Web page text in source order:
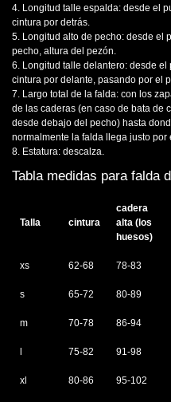
4. Longitud talle espalda: desde el
cintura por detrás.
5. Longitud alto de pecho: desde el
pecho, altura del pezón.
6. Longitud talle delantero: desde
cintura por delante, pasando por el
7. Largo total de la falda: con los
de las caderas (en caso de bata de
desde debajo del pecho) hasta
normalmente la falda llega justo
8. Estatura: descalza.
Tabla medidas para falda
Talla cintura
cadera
alta (los
huesos)
xs 62-68 78-83
s 65-72 80-89
m 70-78 86-94
75-82 91-98
xl 80-86 95-102